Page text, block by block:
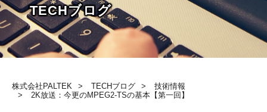
株式会社PALTEK TECHブログ
技術情報
2K放送：今更のMPEG2-TSの基本【第一回】
TECHブログ